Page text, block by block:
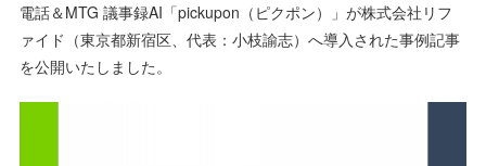
電話＆MTG 議事録AI「pickupon（ピクポン）」が株式会社リフ
ァイド（東京都新宿区、代表：小枝諭志）へ導入された事例記事
を公開いたしました。